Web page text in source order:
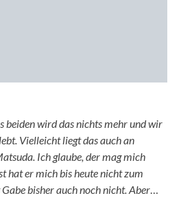
beiden wird das nichts mehr und wir
Vielleicht liegt das auch an
Ich glaube, der mag mich
hat er mich bis heute nicht zum
bisher auch noch nicht. Aber…